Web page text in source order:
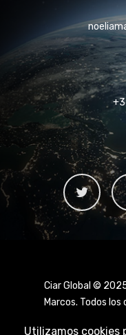
Utilizamos cookies
Ciar Global ©
Marcos. Todos